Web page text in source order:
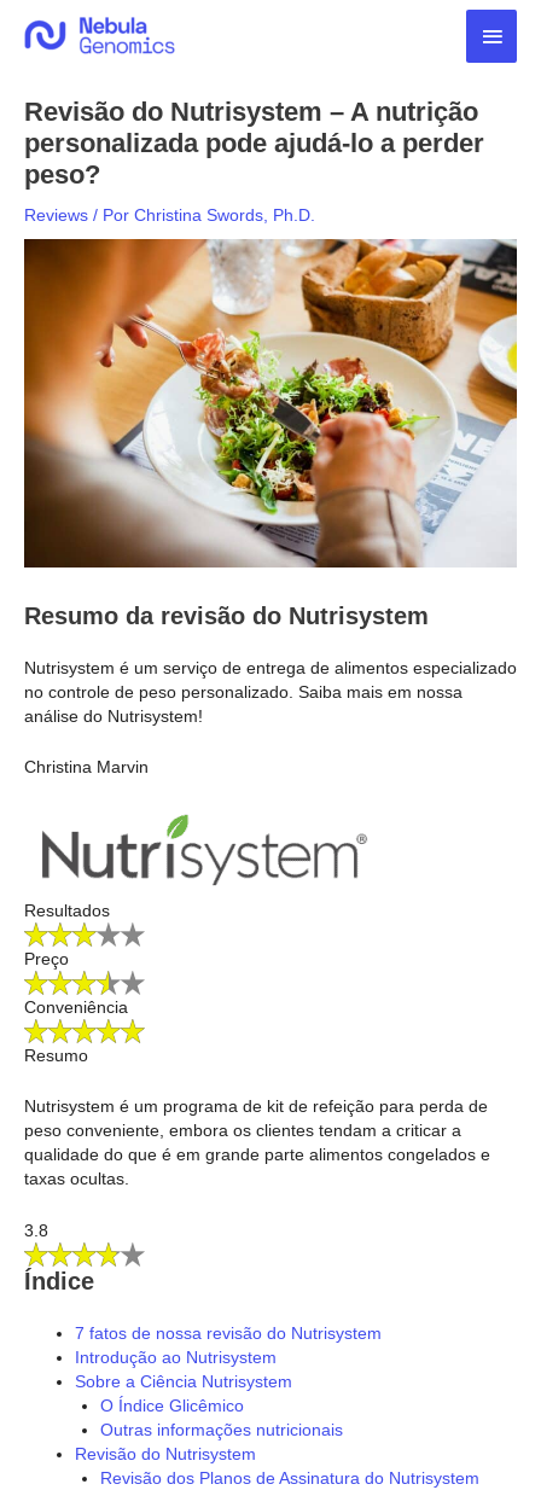
para
Revisão do Nutrisystem – A nutrição
personalizada pode ajudá-lo a perder
peso?
Reviews / Por Christina Swords, Ph.D.
Resumo da revisão do Nutrisystem
Nutrisystem é um serviço de entrega de alimentos especializado
no controle de peso personalizado. Saiba mais em nossa
análise do Nutrisystem!
Christina Marvin
Resultados
Preço
Conveniência
Resumo
Nutrisystem é um programa de kit de refeição para perda de
peso conveniente, embora os clientes tendam a criticar a
qualidade do que é em grande parte alimentos congelados e
taxas ocultas.
3.8
Índice
7 fatos de nossa revisão do Nutrisystem
Introdução ao Nutrisystem
Sobre a Ciência Nutrisystem
O Índice Glicêmico
Outras informações nutricionais
Revisão do Nutrisystem
Revisão dos Planos de Assinatura do Nutrisystem